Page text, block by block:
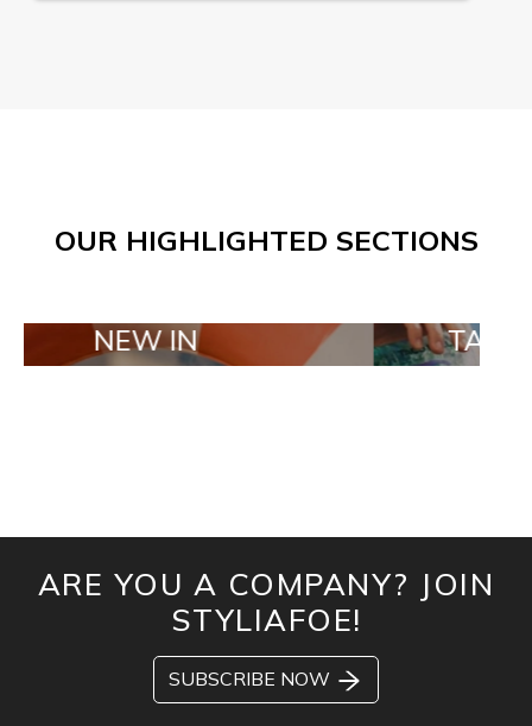
OUR HIGHLIGHTED SECTIONS
TAILOR MADE
ARE YOU A COMPANY? JOIN
STYLIAFOE!
SUBSCRIBE NOW